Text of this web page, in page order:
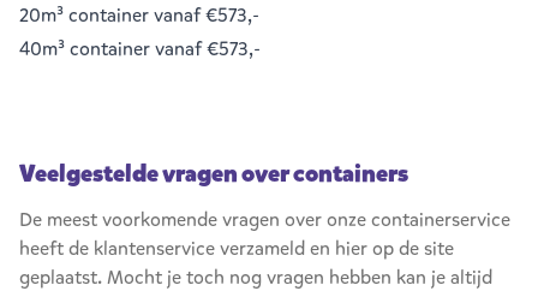
20m³ containervanaf €573,-
40m³ containervanaf €573,-
Veelgestelde vragen over containers
De meest voorkomende vragen over onze containerservice
heeft de klantenservice verzameld en hier op de site
geplaatst. Mocht je toch nog vragen hebben kan je altijd